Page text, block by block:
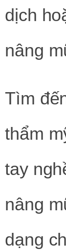
dịch
nâng
Tìm
thẩm
tay
nâng
dạng